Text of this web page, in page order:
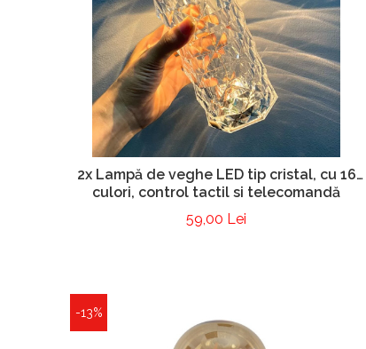
2x Lampă de veghe LED tip cristal, cu 16
culori, control tactil si telecomandă
59,00 Lei
-13%